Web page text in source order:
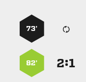
73’
:
82’